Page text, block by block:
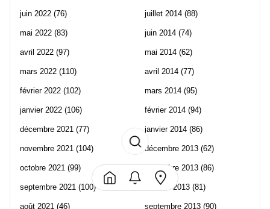
juin 2022 (76)
mai 2022 (83)
avril 2022 (97)
mars 2022 (110)
février 2022 (102)
janvier 2022 (106)
décembre 2021 (77)
novembre 2021 (104)
octobre 2021 (99)
septembre 2021 (100)
août 2021 (46)
juillet 2014 (88)
juin 2014 (74)
mai 2014 (62)
avril 2014 (77)
mars 2014 (95)
février 2014 (94)
janvier 2014 (86)
décembre 2013 (62)
novembre 2013 (86)
octobre 2013 (81)
septembre 2013 (90)